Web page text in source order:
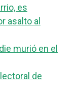
es
asalto al
murió en el
de